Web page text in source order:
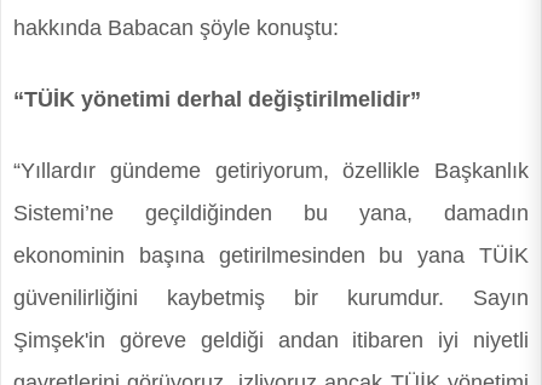
hakkında Babacan şöyle konuştu:
“TÜİK yönetimi derhal değiştirilmelidir”
“Yıllardır gündeme getiriyorum, özellikle Başkanlık
Sistemi’ne geçildiğinden bu yana, damadın
ekonominin başına getirilmesinden bu yana TÜİK
güvenilirliğini kaybetmiş bir kurumdur. Sayın
Şimşek'in göreve geldiği andan itibaren iyi niyetli